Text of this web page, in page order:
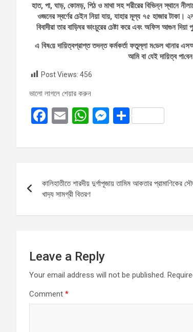
হাত, পা, ঘাড়, কোমড়, পিঠ ও মাথা সহ শরীরের বিভিন্ন স্থানে
ওজনের স্বর্ণের চেইন নিয়া যায়, যাহার মূল্য ৭৫ হাজার টাকা।
বিবাদীরা তার বাড়িঘর ভাংচুরের চেষ্টা করে এবং অফিস আগুন
এ বিষ‌য়ে দা‌য়িত্বপ্রাপ্ত তদন্ত কর্মকর্তা ফতুল্লা ম‌ডেল থানার
আমি বা যেই দায়িত্ব
Post Views: 456
ভালো লাগলে শেয়ার করুন
F
ce
o
o
k
E
ail
W
at
A
p
p
M
se
g
S
ar
navigation
কালিহাতীতে শারদীয় দুর্গাপূজায় তামিম আকতার প্রামাণিকের
খাদ‍্য সামগ্রী বিতরণ
Leave a Reply
Your email address will not be published.
Comment *